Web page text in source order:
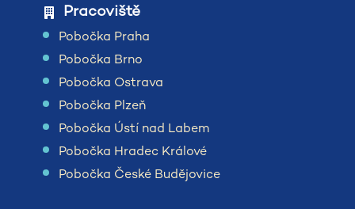
Pracoviště
Pobočka Praha
Pobočka Brno
Pobočka Ostrava
Pobočka Plzeň
Pobočka Ústí nad Labem
Pobočka Hradec Králové
Pobočka České Budějovice